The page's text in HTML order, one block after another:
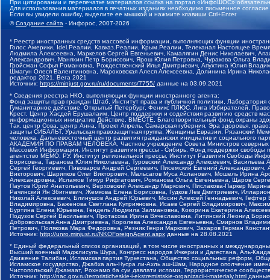
При цитировании и перепечатке материалов ссылка на портал «ИнфоШОС»
Для использования материалов в печатных изданиях необходимо письменное
Если вы увидели ошибку, выделите ее мышкой и нажмите клавиши Ctrl+Enter
©Создание сайта - Инфорос, 2007-2026
* Реестр иностранных средств массовой информации, выполняющих функции
Голос Америки, Idel.Реалии, Кавказ.Реалии, Крым.Реалии, Телеканал Настоящее
Людмила Алексеевна, Маркелов Сергей Евгеньевич, Камалягин Денис Николаевич,
Александрович, Маняхин Петр Борисович, Ярош Юлия Петровна, Чуракова Ольга
Гройсман Софья Романовна, Рождественский Илья Дмитриевич, Апухтина Юлия
Шмагун Олеся Валентиновна, Мароховская Алеся Алексеевна, Долинина Ирина
редактор 2021, Вега 2021
Источник: https://minjust.gov.ru/ru/documents/7755/ данные на 03.09.2021
* Сведения реестра НКО, выполняющих функции иностранного агента:
Фонд защиты прав граждан Штаб, Институт права и публичной политики,
Гуманитарное действие, Открытый Петербург, Феникс ПЛЮС, Лига Избирателей,
Крест, Центр Хасдей Ерушалаим, Центр поддержки и содействия развитию средств
информационных инициатив Действие, ВМЕСТЕ, Благотворительный фонд охраны
Так, центр Сова, центр Анна, Проект Апрель, Самарская губерния, Эра здоровья,
защиты СИБАЛЬТ, Уральская правозащитная группа, Женщины Евразии, Рязанский
человека, Дальневосточный центр развития гражданских инициатив и социального
АКАДЕМИЯ ПО ПРАВАМ ЧЕЛОВЕКА, Частное учреждение Совета Министров северных
Массовой Информации, Институт развития прессы - Сибирь, Фонд поддержки
агентство МЕМО. РУ, Институт региональной прессы, Институт Развития Свободы
Борисовна, Таранова Юлия Николаевна, Туровский Александр Алексеевич,
Сергей Георгиевич, Пивоваров Андрей Сергеевич, Писемский Евгений
Викторович, Шарипков Олег Викторович, Мальсагов Муса Асланович, Мошель Ирина
Александровна, Исламов Тимур Рифгатович, Романова Ольга Евгеньевна, Щаров
Паутов Юрий Анатольевич, Верховский Александр Маркович, Пислакова-Паркер
Рачинский Ян Збигневич, Жемкова Елена Борисовна, Гудков Лев Дмитриевич,
Николай Алексеевич, Блинушов Андрей Юрьевич, Мосин Алексей Геннадьевич,
Владимировна, Баженова Светлана Куприяновна, Исаев Сергей Владимирович,
Буртина Елена Юрьевна, Гендель Людмила Залмановна, Кокорина Екатерина
Подузов Сергей Васильевич, Протасова Ирина Вячеславовна, Литинский Леонид
Добровольская Анна Дмитриевна, Королева Александра Евгеньевна, Смирнов
Петрович, Полякова Мара Федоровна, Резник Генри Маркович, Захаров Герман
Источник: http://unro.minjust.ru/NKOForeignAgent.aspx данные на 28.08.2021
* Единый федеральный список организаций, в том числе иностранных и
Высший военный Маджлисуль Шура, Конгресс народов Ичкерии и Дагестана, Аль-
Движение Талибан, Исламская партия Туркестана, Общество социальных реформ,
Исламское государство, Джабха аль-Нусра ли-Ахль аш-Шам, Народное ополчение
Чистопольский Джамаат, Рохнамо ба суи давлати исломи, Террористическое
Источник: http://nac.gov.ru/terroristicheskie-i-ekstremistskie-organizacii-i-materialy.html